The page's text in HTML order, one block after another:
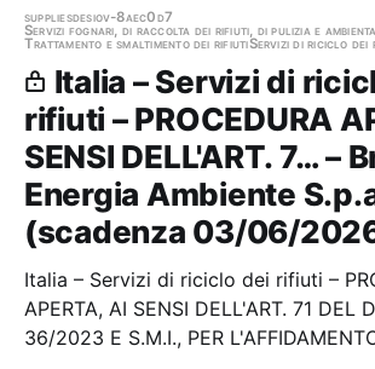
PROVENIENTI DALLA RACCOLTA…
suppliesdesiov-8aec0d7
Servizi fognari, di raccolta dei rifiuti, di pulizia e
Trattamento e smaltimento dei rifiutiServizi di riciclo dei
Italia – Servizi di
rifiuti – PROCEDURA
SENSI DELL'ART. 7… –
Energia Ambiente
(scadenza 03/06/
Italia – Servizi di riciclo dei rifiuti –
APERTA, AI SENSI DELL'ART. 71 DEL
36/2023 E S.M.I., PER